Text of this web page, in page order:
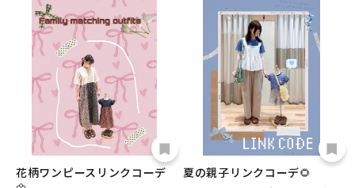
花柄ワンピースリンクコーデ
夏の親子リンクコーデ🌻